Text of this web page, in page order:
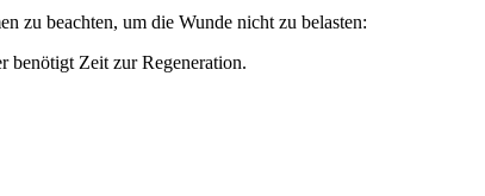
zu beachten, um die Wunde nicht zu belasten:
benötigt Zeit zur Regeneration.